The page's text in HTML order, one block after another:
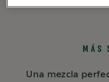
MÁS
Una mezcla